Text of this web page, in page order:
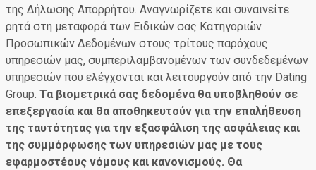
της Δήλωσης Απορρήτου. Αναγνωρίζετε και συναινείτε
ρητά στη μεταφορά των Ειδικών σας Κατηγοριών
Προσωπικών Δεδομένων στους τρίτους παρόχους
υπηρεσιών μας, συμπεριλαμβανομένων των συνδεδεμένων
υπηρεσιών που ελέγχονται και λειτουργούν από την Dating
Group. Τα βιομετρικά σας δεδομένα θα υποβληθούν σε
επεξεργασία και θα αποθηκευτούν για την επαλήθευση
της ταυτότητας για την εξασφάλιση της ασφάλειας και
της συμμόρφωσης των υπηρεσιών μας με τους
εφαρμοστέους νόμους και κανονισμούς. Θα